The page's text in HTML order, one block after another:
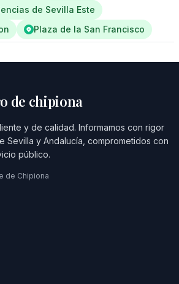
de Sevilla Este
Plaza de la San Francisco
de chipiona
y de calidad. Informamos con rigor
Sevilla y Andalucía, comprometidos con
público.
de Chipiona